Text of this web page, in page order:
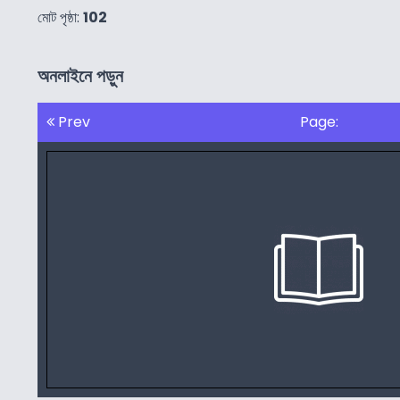
মোট পৃষ্ঠা: 102
অনলাইনে পড়ুন
Prev Page: